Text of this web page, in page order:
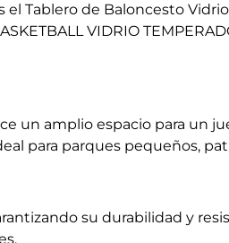
Tablero de Baloncesto
VIDRIO
un amplio espacio para un
para parques pequeños,
su durabilidad y